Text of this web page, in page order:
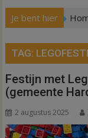
Je bent hier
TAG:
Festijn met
(gemeente
2 augustus 2025